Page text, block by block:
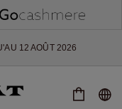
12 AOÛT 2026
EDITION